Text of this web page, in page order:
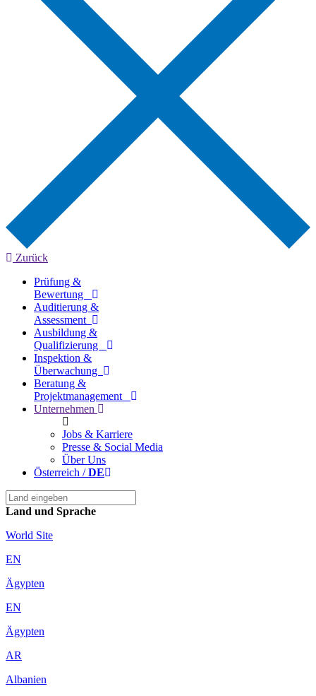
Zurück
Prüfung &
Bewertung
Auditierung &
Assessment
Ausbildung &
Qualifizierung
Inspektion &
Überwachung
Beratung &
Projektmanagement
Unternehmen
Jobs & Karriere
Presse & Social Media
Über Uns
Österreich /DE
Land und Sprache
World Site
EN
Ägypten
EN
Ägypten
AR
Albanien